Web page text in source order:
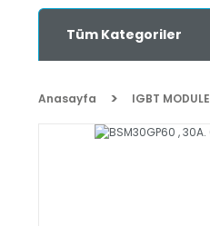
Tüm Kategoriler
Anasayfa IGBT MODULE